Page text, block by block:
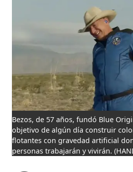
Bezos, de 57 años, fundó Blue
objetivo de algún día construir
flotantes con gravedad artificial
personas trabajarán y vivirán.